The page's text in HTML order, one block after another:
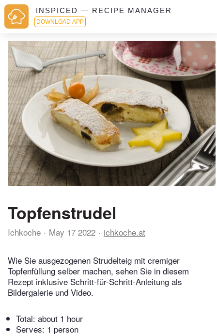
INSPICED — RECIPE MANAGER
DOWNLOAD APP
Topfenstrudel
Ichkoche May 17 2022 ichkoche.at
Wie Sie ausgezogenen Strudelteig mit cremiger
Topfenfüllung selber machen, sehen Sie in diesem
Rezept inklusive Schritt-für-Schritt-Anleitung als
Bildergalerie und Video.
Total: about 1 hour
Serves: 1 person